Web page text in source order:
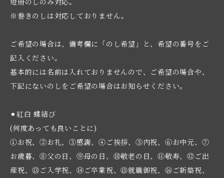
※巻きのしは対応しておりません。
ご希望の場合は、備考欄に「のし希望」と、希望の番号をご
記入ください。
基本的には名前は入れておりませんので、ご希望の場合や、
下記にないのしをご希望の場合はお知らせください。
⚫︎紅白 蝶結び
(何度あっても良いことに)
①お祝、②お礼、③感謝、④ご挨拶、⑤内祝、⑥お中元、⑦
お歳暮、⑧父の日、⑨母の日、⑩敬老の日、⑪敬寿、⑫ご出
産祝、⑬ご入学祝、⑭ご卒業祝、⑮就職御祝、⑯ご新築祝、